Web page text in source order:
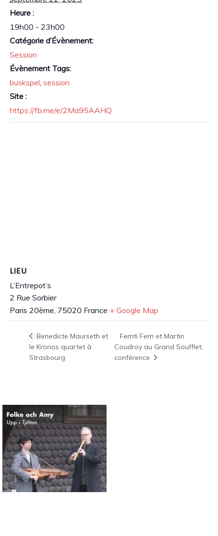
Heure :
19h00 - 23h00
Catégorie d’Évènement:
Session
Évènement Tags:
buskspel session
Site :
https://fb.me/e/2Ma95AAHQ
LIEU
L’Entrepot’s
2 Rue Sorbier
Paris 20ème 75020 France + Google Map
Benedicte Maurseth et
le Kronos quartet à
Strasbourg
Femti Fem et Martin
Coudroy au Grand Soufflet,
conférence